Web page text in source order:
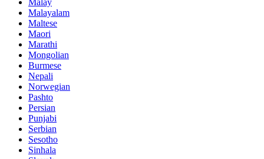
Malayalam
Maltese
Maori
Marathi
Mongolian
Burmese
Nepali
Norwegian
Pashto
Persian
Punjabi
Serbian
Sesotho
Sinhala